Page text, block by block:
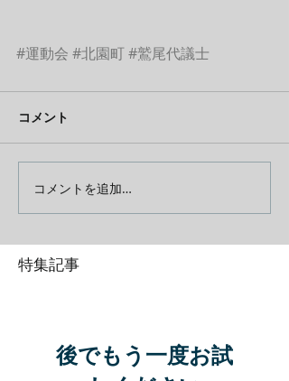
特集記事
#運動会 #北園町#鷲尾代議士
コメント
コメントを追加…
後でもう一度お試